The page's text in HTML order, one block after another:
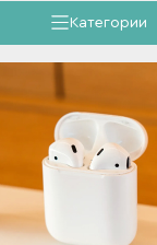
Категории